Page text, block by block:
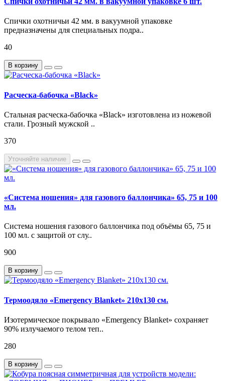
Спички охотничьи 42 мм. в вакуумной упаковке
предназначены для специальных подра..
40
В корзину
Расческа-бабочка «Black»
Стальная расческа-бабочка «Black» изготовлена из ножевой
стали. Грозный мужской ..
370
Уточняйте наличие
«Система ношения» для газового баллончика» 65, 75 и 100
мл.
Система ношения газового баллончика под объёмы 65, 75 и
100 мл. с защитой от слу..
900
В корзину
Термоодяло «Emergency Blanket» 210х130 см.
Изотермическое покрывало «Emergency Blanket» сохраняет
90% излучаемого телом теп..
280
В корзину